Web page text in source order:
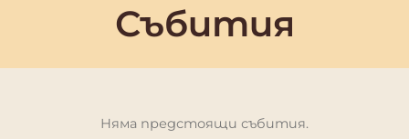
Събития
Няма предстоящи събития.